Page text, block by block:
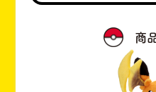
商